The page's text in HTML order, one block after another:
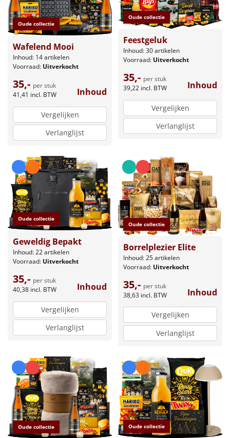
Oude collectie
Wafelend Mooi
Inhoud: 14 artikelen
Voorraad: Uitverkocht
35,- per stuk
41,41 incl. BTW Inhoud
Vergelijken
Verlanglijst
Oude collectie
Feestgeluk
Inhoud: 30 artikelen
Voorraad: Uitverkocht
35,- per stuk
39,22 incl. BTW Inhoud
Vergelijken
Verlanglijst
Oude collectie
Geweldig Bepakt
Inhoud: 22 artikelen
Voorraad: Uitverkocht
35,- per stuk
40,38 incl. BTW Inhoud
Vergelijken
Verlanglijst
Oude collectie
Borrelplezier Elite
Inhoud: 25 artikelen
Voorraad: Uitverkocht
35,- per stuk
38,63 incl. BTW Inhoud
Vergelijken
Verlanglijst
Oude collectie Oude collectie